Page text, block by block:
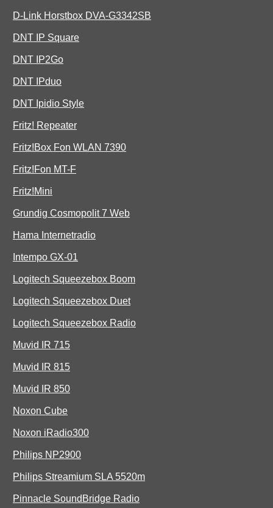
D-Link Horstbox DVA-G3342SB
DNT IP Square
DNT IP2Go
DNT IPduo
DNT Ipidio Style
Fritz! Repeater
Fritz!Box Fon WLAN 7390
Fritz!Fon MT-F
Fritz!Mini
Grundig Cosmopolit 7 Web
Hama Internetradio
Intempo GX-01
Logitech Squeezebox Boom
Logitech Squeezebox Duet
Logitech Squeezebox Radio
Muvid IR 715
Muvid IR 815
Muvid IR 850
Noxon Cube
Noxon iRadio300
Philips NP2900
Philips Streamium SLA 5520m
Pinnacle SoundBridge Radio